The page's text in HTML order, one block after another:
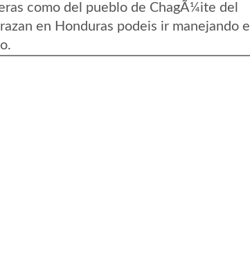
como del pueblo de ChagÃ¼ite del
en Honduras podeis ir manejando el